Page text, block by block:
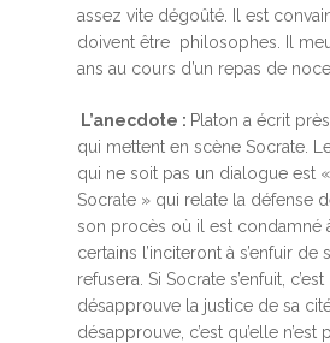
assez vite dégoûté. Il est
doivent être philosophes. Il
ans au cours d’un repas de
L’anecdote : Platon a écrit
qui mettent en scène Socrate.
qui ne soit pas un dialogue est
Socrate » qui relate la défense
son procès où il est condamné
certains l’inciteront à s’enfuir de
refusera. Si Socrate s’enfuit, c’est
désapprouve la justice de sa
désapprouve, c’est qu’elle n’est